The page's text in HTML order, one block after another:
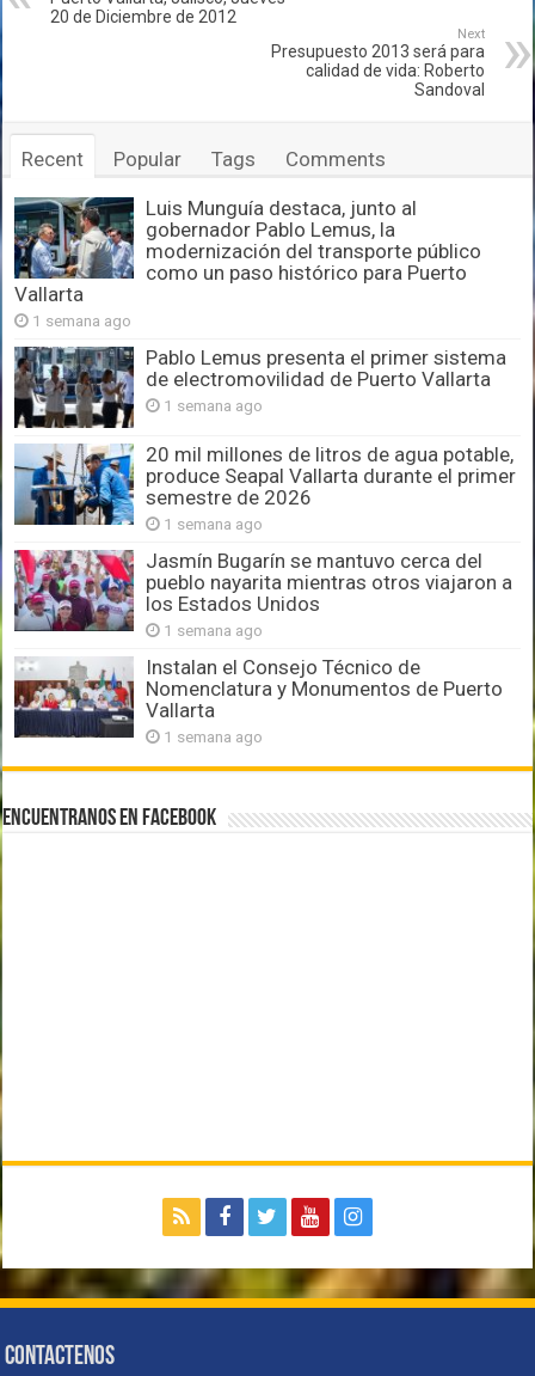
20 de Diciembre de 2012
Next
Presupuesto 2013 será para
calidad de vida: Roberto
Sandoval
Recent Popular Tags Comments
Luis Munguía destaca, junto al
gobernador Pablo Lemus, la
modernización del transporte público
como un paso histórico para Puerto
Vallarta
1 semana ago
Pablo Lemus presenta el primer sistema
de electromovilidad de Puerto Vallarta
1 semana ago
20 mil millones de litros de agua potable,
produce Seapal Vallarta durante el primer
semestre de 2026
1 semana ago
Jasmín Bugarín se mantuvo cerca del
pueblo nayarita mientras otros viajaron a
los Estados Unidos
1 semana ago
Instalan el Consejo Técnico de
Nomenclatura y Monumentos de Puerto
Vallarta
1 semana ago
Encuentranos en Facebook
Contactenos